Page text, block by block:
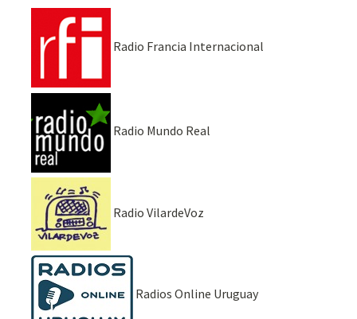
Radio Francia Internacional
Radio Mundo Real
Radio VilardeVoz
Radios Online Uruguay